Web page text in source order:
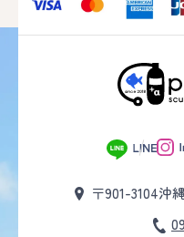
〒901-3104沖